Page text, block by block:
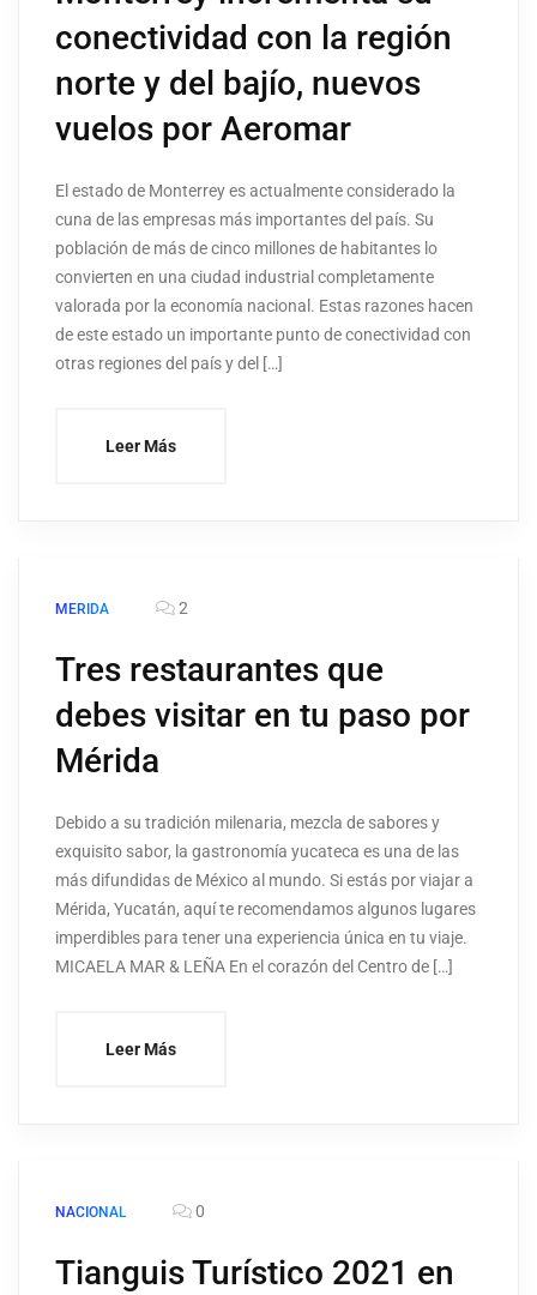
conectividad con la región
norte y del bajío, nuevos
vuelos por Aeromar
El estado de Monterrey es actualmente considerado la
cuna de las empresas más importantes del país. Su
población de más de cinco millones de habitantes lo
convierten en una ciudad industrial completamente
valorada por la economía nacional. Estas razones hacen
de este estado un importante punto de conectividad con
otras regiones del país y del […]
Leer Más
MERIDA 2
Tres restaurantes que
debes visitar en tu paso por
Mérida
Debido a su tradición milenaria, mezcla de sabores y
exquisito sabor, la gastronomía yucateca es una de las
más difundidas de México al mundo. Si estás por viajar a
Mérida, Yucatán, aquí te recomendamos algunos lugares
imperdibles para tener una experiencia única en tu viaje.
MICAELA MAR & LEÑA En el corazón del Centro de […]
Leer Más
NACIONAL 0
Tianguis Turístico 2021 en